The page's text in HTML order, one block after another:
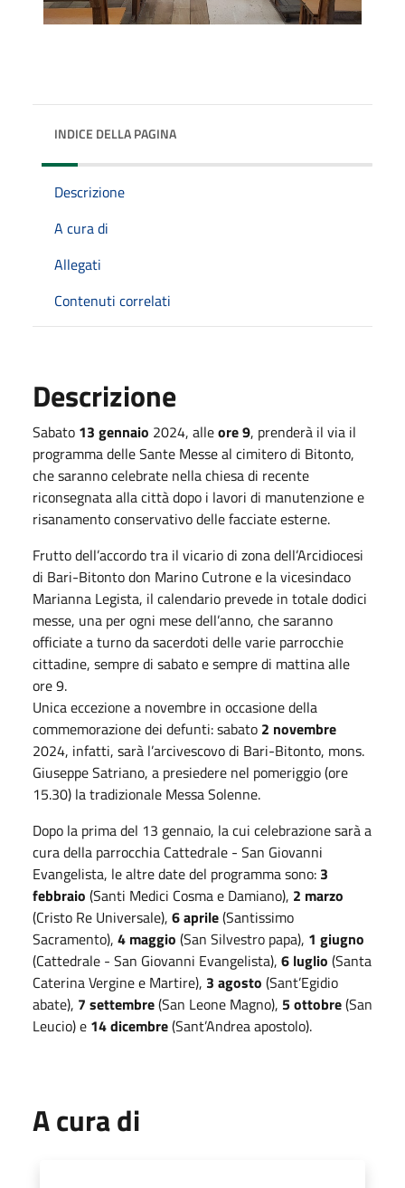
INDICE DELLA PAGINA
Descrizione
A cura di
Allegati
Contenuti correlati
Descrizione
Sabato 13 gennaio 2024, alleore 9, prenderà il via il
programma delle Sante Messe al cimitero di Bitonto,
che saranno celebrate nella chiesa di recente
riconsegnata alla città dopo i lavori di manutenzione e
risanamento conservativo delle facciate esterne.
Frutto dell’accordo tra il vicario di zona dell’Arcidiocesi
di Bari-Bitonto don Marino Cutrone e la vicesindaco
Marianna Legista, il calendario prevede in totale dodici
messe, una per ogni mese dell’anno, che saranno
officiate a turno da sacerdoti delle varie parrocchie
cittadine, sempre di sabato e sempre di mattina alle
ore 9.
Unica eccezione a novembre in occasione della
commemorazione dei defunti: sabato 2 novembre
2024, infatti, sarà l’arcivescovo di Bari-Bitonto, mons.
Giuseppe Satriano, a presiedere nel pomeriggio (ore
15.30) la tradizionale Messa Solenne.
Dopo la prima del 13 gennaio, la cui celebrazione sarà a
cura della parrocchia Cattedrale - San Giovanni
Evangelista, le altre date del programma sono: 3
febbraio (Santi Medici Cosma e Damiano), 2 marzo
(Cristo Re Universale), 6 aprile(Santissimo
Sacramento), 4 maggio (San Silvestro papa), 1 giugno
(Cattedrale - San Giovanni Evangelista), 6 luglio (Santa
Caterina Vergine e Martire), 3 agosto (Sant’Egidio
abate), 7 settembre(San Leone Magno), 5 ottobre(San
Leucio) e 14 dicembre(Sant’Andrea apostolo).
A cura di